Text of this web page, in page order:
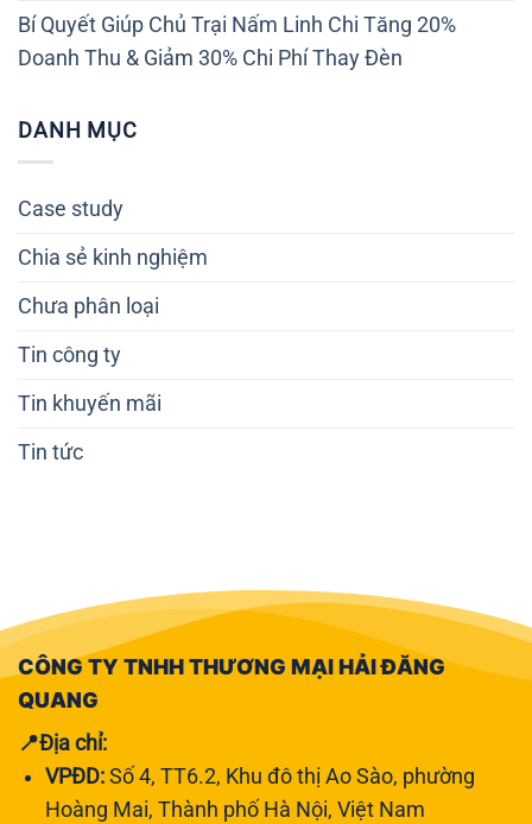
Bí Quyết Giúp Chủ Trại Nấm Linh Chi Tăng 20%
Doanh Thu & Giảm 30% Chi Phí Thay Đèn
DANH MỤC
Case study
Chia sẻ kinh nghiệm
Chưa phân loại
Tin công ty
Tin khuyến mãi
Tin tức
CÔNG TY TNHH THƯƠNG MẠI HẢI ĐĂNG
QUANG
📍Địa chỉ:
VPĐD: Số 4, TT6.2, Khu đô thị Ao Sào, phường
Hoàng Mai, Thành phố Hà Nội, Việt Nam